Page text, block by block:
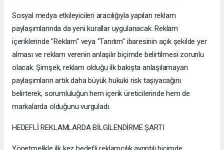
Sosyal medya etkileyicileri aracılığıyla yapılan reklam
paylaşımlarında da yeni kurallar uygulanacak. Reklam
içeriklerinde "Reklam" veya "Tanıtım" ibaresinin açık şekilde yer
alması ve reklam verenin anlaşılır biçimde belirtilmesi zorunlu
olacak. Şimşek, reklam olduğu ilk bakışta anlaşılamayan
paylaşımların artık daha büyük hukuki risk taşıyacağını
belirterek, sorumluluğun hem içerik üreticilerinde hem de
markalarda olduğunu vurguladı.
HEDEFLİ REKLAMLARDA BİLGİLENDİRME ŞARTI